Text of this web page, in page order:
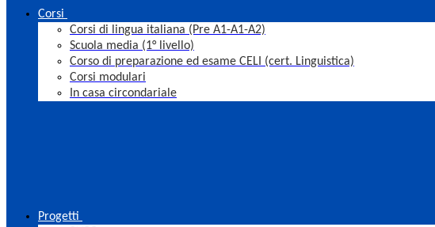
Corsi
Corsi di lingua italiana (Pre A1-A1-A2)
Scuola media (1° livello)
Corso di preparazione ed esame CELI (cert. Linguistica)
Corsi modulari
In casa circondariale
Progetti